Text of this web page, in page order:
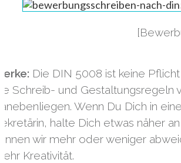
Die DIN 5008 ist keine
Schreib- und Gestaltungsregeln
Wenn Du Dich in
halte Dich etwas näher
wir mehr oder weniger
Kreativität.